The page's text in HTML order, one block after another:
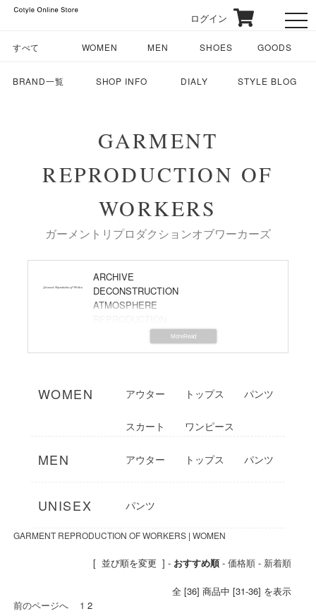
ログイン
すべて WOMEN MEN SHOES GOODS
BRAND一覧 SHOP INFO DIALY STYLE BLOG
GARMENT
REPRODUCTION OF
WORKERS
ガーメントリプロダクションオブワーカーズ
ARCHIVE
DECONSTRUCTION
ATMOSPHERE
GARMENT REPRODUCTION OF
WORKERS(ガーメントリプロダクションオ
寄り添える服をテーマに、リプロダクショ
ンした日常のためのワードローブを作るブ
元々は山口・福岡でインポートセレクトシ
がフランスで19世紀ごろから作られている
入れていたのが始まりで、次第に人気が上
ークウェアファンのためにヴィンテージミ
リタリーウェアを再生するブランドを立ち
上げたのがGARMENT REPRODUCTION
OF WORKERSです。
ブランド名を直訳すると『労働者の服再
生』であり、名前の通りヨーロッパで見つ
WOMEN アウター トップス パンツ
スカート ワンピース
MEN アウター トップス パンツ
UNISEX パンツ
GARMENT REPRODUCTION OF WORKERS| WOMEN
[ 並び順を変更 ] - おすすめ順-価格順 - 新着順
全 [36] 商品中 [31-36] を表示
前のページへ
1 2